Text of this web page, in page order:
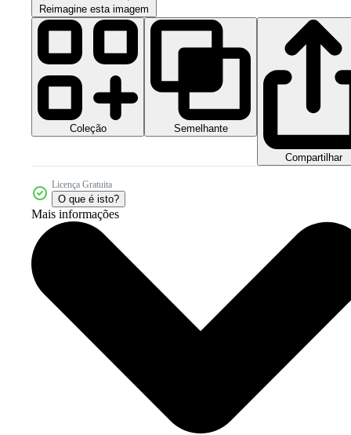
Reimagine esta imagem
Coleção Semelhante
Compartilhar
Licença Gratuita
O que é isto?
Mais informações